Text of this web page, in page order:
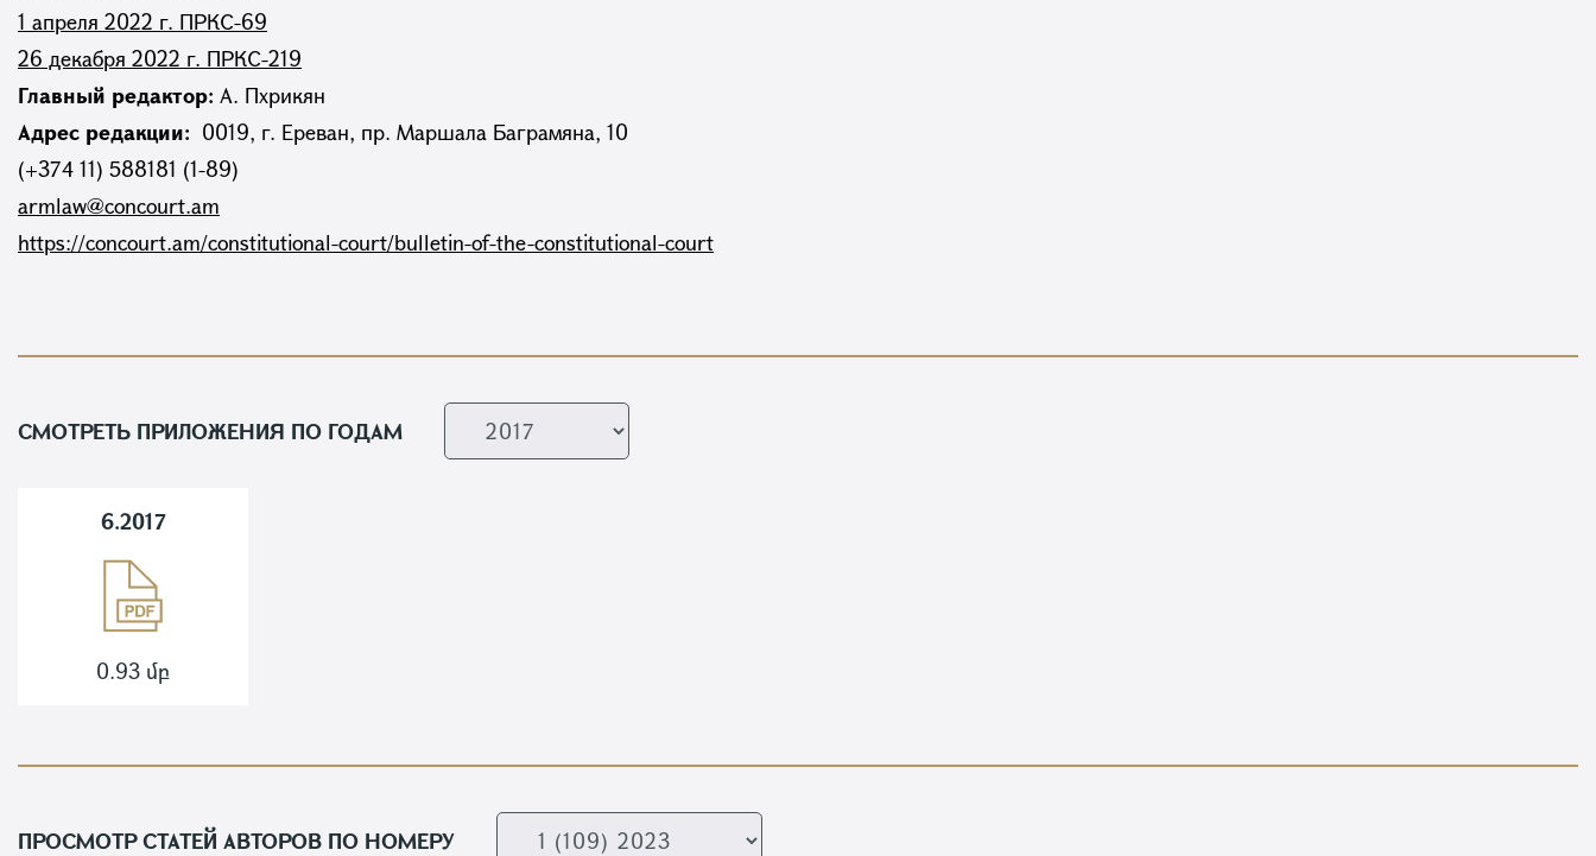
1 апреля 2022 г. ПРКС-69
26 декабря 2022 г. ПРКС-219
Главный редактор: А. Пхрикян
Адрес редакции: 0019, г. Ереван, пр. Маршала Баграмяна, 10
(+374 11) 588181 (1-89)
armlaw@concourt.am
https://concourt.am/constitutional-court/bulletin-of-the-constitutional-court
СМОТРЕТЬ ПРИЛОЖЕНИЯ ПО ГОДАМ
6.2017
0.93 մբ
ПРОСМОТР СТАТЕЙ АВТОРОВ ПО НОМЕРУ